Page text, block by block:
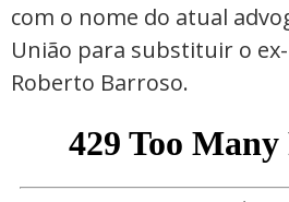
com o nome do atual
União para substituir o
Roberto Barroso.